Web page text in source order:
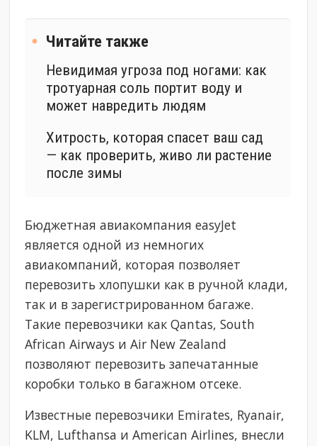
Читайте также
Невидимая угроза под ногами: как
тротуарная соль портит воду и
может навредить людям
Хитрость, которая спасет ваш сад
— как проверить, живо ли растение
после зимы
Бюджетная авиакомпания easyJet
является одной из немногих
авиакомпаний, которая позволяет
перевозить хлопушки как в ручной клади,
так и в зарегистрированном багаже.
Такие перевозчики как Qantas, South
African Airways и Air New Zealand
позволяют перевозить запечатанные
коробки только в багажном отсеке.
Известные перевозчики Emirates, Ryanair,
KLM, Lufthansa и American Airlines, внесли